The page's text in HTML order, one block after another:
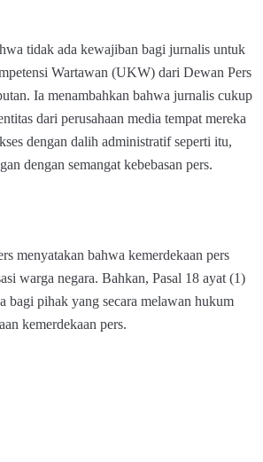
tidak ada kewajiban bagi jurnalis untuk
Wartawan (UKW) dari Dewan Pers
Ia menambahkan bahwa jurnalis cukup
dari perusahaan media tempat mereka
dengan dalih administratif seperti itu,
dengan semangat kebebasan pers.
menyatakan bahwa kemerdekaan pers
warga negara. Bahkan, Pasal 18 ayat (1)
bagi pihak yang secara melawan hukum
kemerdekaan pers.